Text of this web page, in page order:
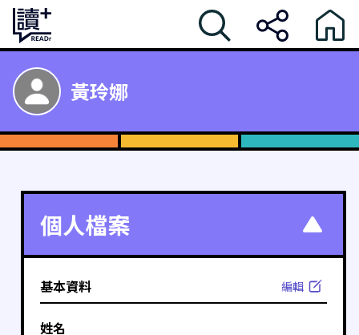
黃玲娜
個人檔案
基本資料 編輯
姓名